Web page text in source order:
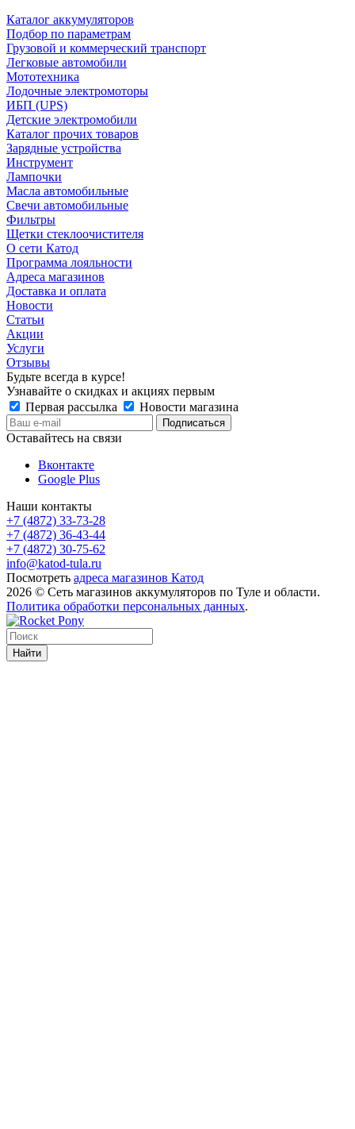
Каталог аккумуляторов
Подбор по параметрам
Грузовой и коммерческий транспорт
Легковые автомобили
Мототехника
Лодочные электромоторы
ИБП (UPS)
Детские электромобили
Каталог прочих товаров
Зарядные устройства
Инструмент
Лампочки
Масла автомобильные
Свечи автомобильные
Фильтры
Щетки стеклоочистителя
О сети Катод
Программа лояльности
Адреса магазинов
Доставка и оплата
Новости
Статьи
Акции
Услуги
Отзывы
Будьте всегда в курсе!
Узнавайте о скидках и акциях первым
Первая рассылка
Новости магазина
Оставайтесь на связи
Вконтакте
Google Plus
Наши контакты
+7 (4872) 33-73-28
+7 (4872) 36-43-44
+7 (4872) 30-75-62
info@katod-tula.ru
Посмотреть адреса магазинов Катод
2026 © Сеть магазинов аккумуляторов по Туле и области.
Политика обработки персональных данных.
Найти